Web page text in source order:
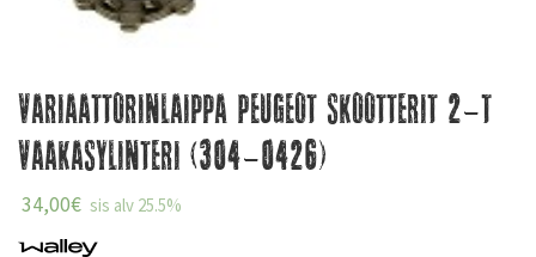
Variaattorinlaippa Peugeot skootterit 2-T
vaakasylinteri (304-0426)
34,00€ sis alv 25.5%